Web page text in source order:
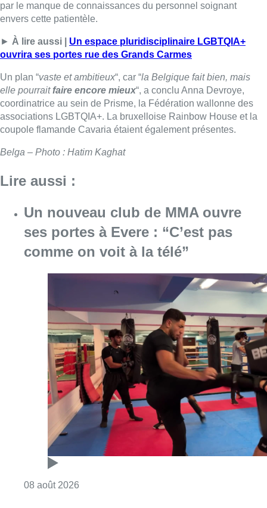
par le manque de connaissances du personnel soignant
envers cette patientèle.
► À lire aussi | Un espace pluridisciplinaire LGBTQIA+
ouvrira ses portes rue des Grands Carmes
Un plan “vaste et ambitieux“, car “la Belgique fait bien, mais
elle pourraitfaire encore mieux“, a conclu Anna Devroye,
coordinatrice au sein de Prisme, la Fédération wallonne des
associations LGBTQIA+. La bruxelloise Rainbow House et la
coupole flamande Cavaria étaient également présentes.
Belga – Photo : Hatim Kaghat
Lire aussi :
Un nouveau club de MMA ouvre
ses portes à Evere : “C’est pas
comme on voit à la télé”
08 août 2026